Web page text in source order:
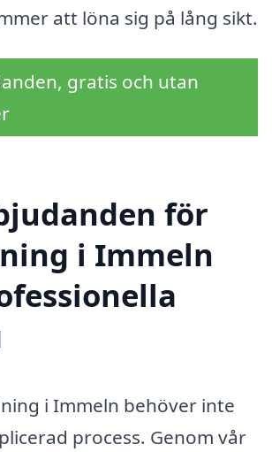
att löna sig på lång sikt.
gratis och utan
för
i Immeln
i Immeln behöver inte
process. Genom vår